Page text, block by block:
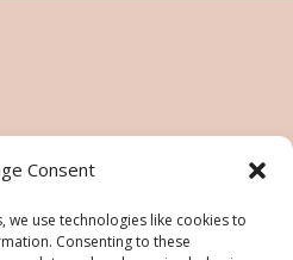
Consent
use technologies like cookies to
Consenting to these